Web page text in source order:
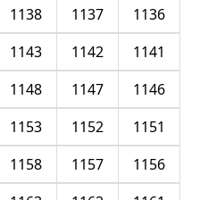
1136
1137
1138
1141
1142
1143
1146
1147
1148
1151
1152
1153
1156
1157
1158